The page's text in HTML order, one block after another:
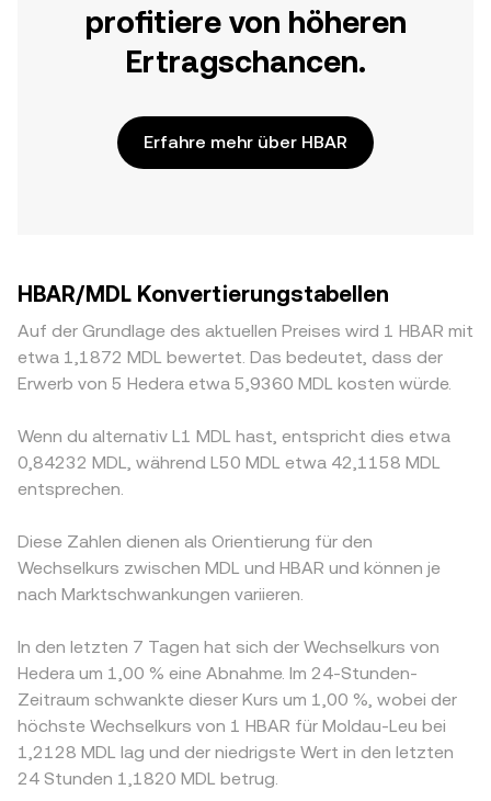
profitiere von höheren
Ertragschancen.
Erfahre mehr über HBAR
HBAR/MDL Konvertierungstabellen
Auf der Grundlage des aktuellen Preises wird 1 HBAR mit
etwa 1,1872 MDL bewertet. Das bedeutet, dass der
Erwerb von 5 Hedera etwa 5,9360 MDL kosten würde.
Wenn du alternativ L1 MDL hast, entspricht dies etwa
0,84232 MDL, während L50 MDL etwa 42,1158 MDL
entsprechen.
Diese Zahlen dienen als Orientierung für den
Wechselkurs zwischen MDL und HBAR und können je
nach Marktschwankungen variieren.
In den letzten 7 Tagen hat sich der Wechselkurs von
Hedera um 1,00 % eine Abnahme. Im 24-Stunden-
Zeitraum schwankte dieser Kurs um 1,00 %, wobei der
höchste Wechselkurs von 1 HBAR für Moldau-Leu bei
1,2128 MDL lag und der niedrigste Wert in den letzten
24 Stunden 1,1820 MDL betrug.